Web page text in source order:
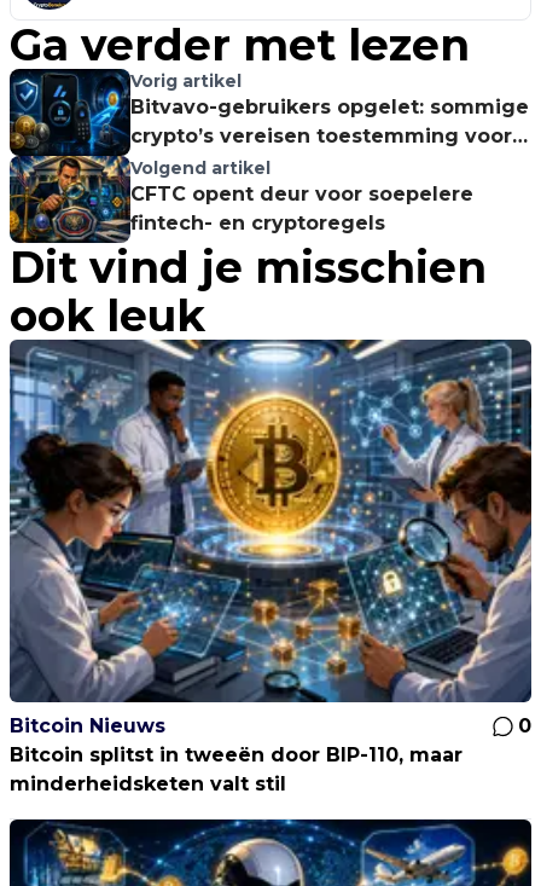
Ga verder met lezen
Vorig artikel
Bitvavo-gebruikers opgelet: sommige
crypto’s vereisen toestemming voor
Lending
Volgend artikel
CFTC opent deur voor soepelere
fintech- en cryptoregels
Dit vind je misschien
ook leuk
Bitcoin Nieuws
0
Bitcoin splitst in tweeën door BIP-110, maar
minderheidsketen valt stil